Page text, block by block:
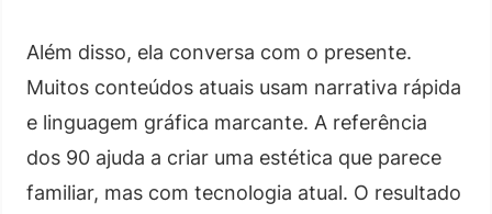
Além disso, ela conversa com o presente.
Muitos conteúdos atuais usam narrativa rápida
e linguagem gráfica marcante. A referência
dos 90 ajuda a criar uma estética que parece
familiar, mas com tecnologia atual. O resultado